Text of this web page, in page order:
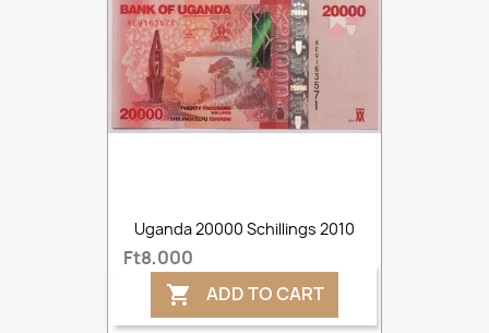
Uganda 20000 Schillings 2010
Ft8,000
 ADD TO CART